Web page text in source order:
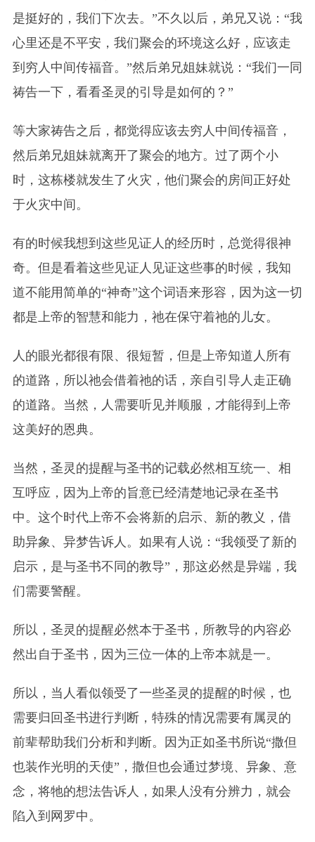
是挺好的，我们下次去。”不久以后，弟兄又说：“我
心里还是不平安，我们聚会的环境这么好，应该走
到穷人中间传福音。”然后弟兄姐妹就说：“我们一同
祷告一下，看看圣灵的引导是如何的？”
等大家祷告之后，都觉得应该去穷人中间传福音，
然后弟兄姐妹就离开了聚会的地方。过了两个小
时，这栋楼就发生了火灾，他们聚会的房间正好处
于火灾中间。
有的时候我想到这些见证人的经历时，总觉得很神
奇。但是看着这些见证人见证这些事的时候，我知
道不能用简单的“神奇”这个词语来形容，因为这一切
都是上帝的智慧和能力，祂在保守着祂的儿女。
人的眼光都很有限、很短暂，但是上帝知道人所有
的道路，所以祂会借着祂的话，亲自引导人走正确
的道路。当然，人需要听见并顺服，才能得到上帝
这美好的恩典。
当然，圣灵的提醒与圣书的记载必然相互统一、相
互呼应，因为上帝的旨意已经清楚地记录在圣书
中。这个时代上帝不会将新的启示、新的教义，借
助异象、异梦告诉人。如果有人说：“我领受了新的
启示，是与圣书不同的教导”，那这必然是异端，我
们需要警醒。
所以，圣灵的提醒必然本于圣书，所教导的内容必
然出自于圣书，因为三位一体的上帝本就是一。
所以，当人看似领受了一些圣灵的提醒的时候，也
需要归回圣书进行判断，特殊的情况需要有属灵的
前辈帮助我们分析和判断。因为正如圣书所说“撒但
也装作光明的天使”，撒但也会通过梦境、异象、意
念，将牠的想法告诉人，如果人没有分辨力，就会
陷入到网罗中。